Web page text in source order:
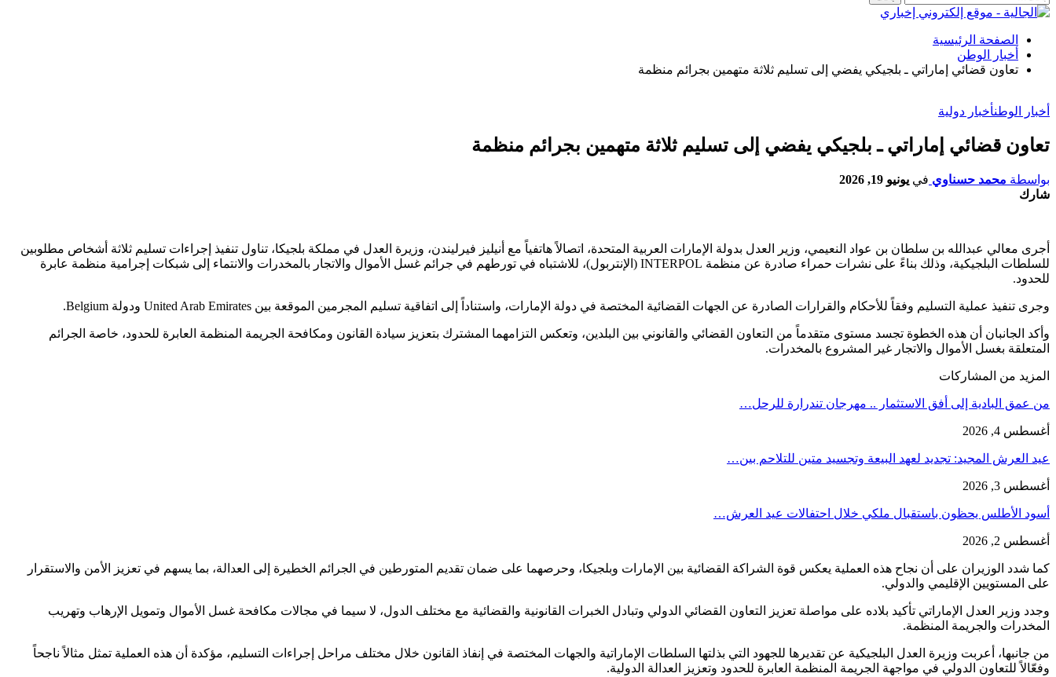
الصفحة الرئيسية
أخبار الوطن
تعاون قضائي إماراتي ـ بلجيكي يفضي إلى تسليم ثلاثة متهمين بجرائم منظمة
أخبار الوطنأخبار دولية
تعاون قضائي إماراتي ـ بلجيكي يفضي إلى تسليم ثلاثة متهمين بجرائم منظمة
بواسطة محمد حسناوي في يونيو 19, 2026
شارك
أجرى معالي عبدالله بن سلطان بن عواد النعيمي، وزير العدل بدولة الإمارات العربية المتحدة، اتصالاً هاتفياً مع أنيليز فيرليندن، وزيرة العدل في مملكة بلجيكا، تناول تنفيذ إجراءات تسليم ثلاثة أشخاص مطلوبين
للسلطات البلجيكية، وذلك بناءً على نشرات حمراء صادرة عن منظمة INTERPOL (الإنتربول)، للاشتباه في تورطهم في جرائم غسل الأموال والاتجار بالمخدرات والانتماء إلى شبكات إجرامية منظمة عابرة
للحدود.
وجرى تنفيذ عملية التسليم وفقاً للأحكام والقرارات الصادرة عن الجهات القضائية المختصة في دولة الإمارات، واستناداً إلى اتفاقية تسليم المجرمين الموقعة بين United Arab Emirates ودولة Belgium.
وأكد الجانبان أن هذه الخطوة تجسد مستوى متقدماً من التعاون القضائي والقانوني بين البلدين، وتعكس التزامهما المشترك بتعزيز سيادة القانون ومكافحة الجريمة المنظمة العابرة للحدود، خاصة الجرائم
المتعلقة بغسل الأموال والاتجار غير المشروع بالمخدرات.
المزيد من المشاركات
من عمق البادية إلى أفق الاستثمار .. مهرجان تندرارة للرحل…
أغسطس 4, 2026
عيد العرش المجيد: تجديد لعهد البيعة وتجسيد متين للتلاحم بين…
أغسطس 3, 2026
أسود الأطلس يحظون باستقبال ملكي خلال احتفالات عيد العرش…
أغسطس 2, 2026
كما شدد الوزيران على أن نجاح هذه العملية يعكس قوة الشراكة القضائية بين الإمارات وبلجيكا، وحرصهما على ضمان تقديم المتورطين في الجرائم الخطيرة إلى العدالة، بما يسهم في تعزيز الأمن والاستقرار
على المستويين الإقليمي والدولي.
وجدد وزير العدل الإماراتي تأكيد بلاده على مواصلة تعزيز التعاون القضائي الدولي وتبادل الخبرات القانونية والقضائية مع مختلف الدول، لا سيما في مجالات مكافحة غسل الأموال وتمويل الإرهاب وتهريب
المخدرات والجريمة المنظمة.
من جانبها، أعربت وزيرة العدل البلجيكية عن تقديرها للجهود التي بذلتها السلطات الإماراتية والجهات المختصة في إنفاذ القانون خلال مختلف مراحل إجراءات التسليم، مؤكدة أن هذه العملية تمثل مثالاً ناجحاً
وفعّالاً للتعاون الدولي في مواجهة الجريمة المنظمة العابرة للحدود وتعزيز العدالة الدولية.